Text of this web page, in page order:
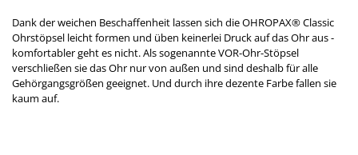
Dank der weichen Beschaffenheit lassen sich die OHROPAX®Classic
Ohrstöpsel leicht formen und üben keinerlei Druck auf das Ohr aus -
komfortabler geht es nicht. Als sogenannte VOR-Ohr-Stöpsel
verschließen sie das Ohr nur von außen und sind deshalb für alle
Gehörgangsgrößen geeignet. Und durch ihre dezente Farbe fallen sie
kaum auf.